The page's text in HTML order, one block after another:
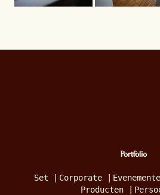
Portfolio
Set Corporate
Producten